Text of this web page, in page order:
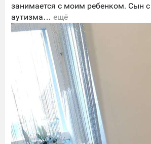
занимается с моим ребенком. Сын
аутизма… ещё